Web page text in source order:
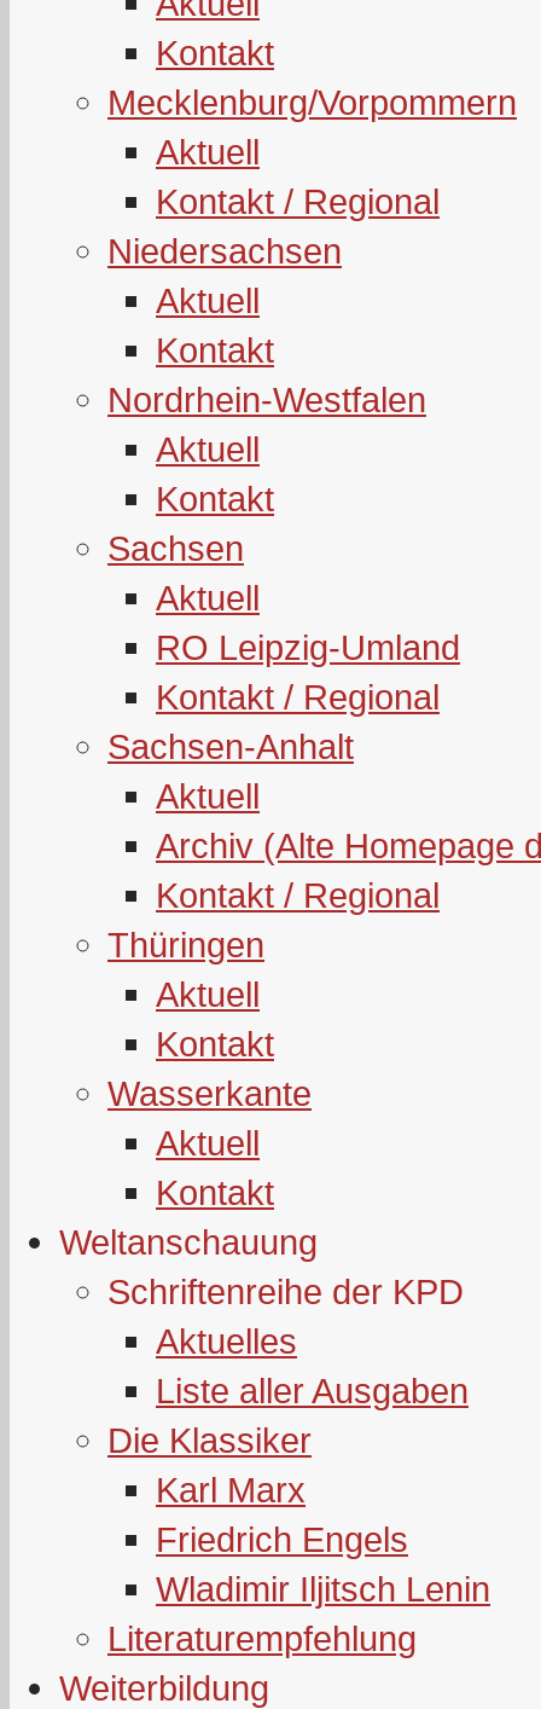
Kontakt
Mecklenburg/Vorpommern
Aktuell
Kontakt / Regional
Niedersachsen
Aktuell
Kontakt
Nordrhein-Westfalen
Aktuell
Kontakt
Sachsen
Aktuell
RO Leipzig-Umland
Kontakt / Regional
Sachsen-Anhalt
Aktuell
Archiv (Alte Homepage
Kontakt / Regional
Thüringen
Aktuell
Kontakt
Wasserkante
Aktuell
Kontakt
Weltanschauung
Schriftenreihe der KPD
Aktuelles
Liste aller Ausgaben
Die Klassiker
Karl Marx
Friedrich Engels
Wladimir Iljitsch Lenin
Literaturempfehlung
Weiterbildung